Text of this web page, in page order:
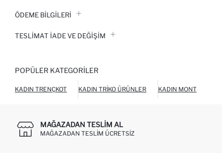
ÖDEME BİLGİLERİ
TESLIMAT İADE VE DEĞIŞIM
POPÜLER KATEGORILER
KADIN TRENÇKOT KADIN TRIKO ÜRÜNLER KADIN MONT
MAĞAZADAN TESLIM AL
MAĞAZADAN TESLIM ÜCRETSIZ